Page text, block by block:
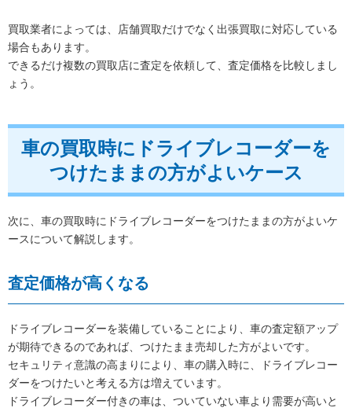
買取業者によっては、店舗買取だけでなく出張買取に対応している
場合もあります。
できるだけ複数の買取店に査定を依頼して、査定価格を比較しまし
ょう。
車の買取時にドライブレコーダーを
つけたままの方がよいケース
次に、車の買取時にドライブレコーダーをつけたままの方がよいケ
ースについて解説します。
査定価格が高くなる
ドライブレコーダーを装備していることにより、車の査定額アップ
が期待できるのであれば、つけたまま売却した方がよいです。
セキュリティ意識の高まりにより、車の購入時に、ドライブレコー
ダーをつけたいと考える方は増えています。
ドライブレコーダー付きの車は、ついていない車より需要が高いと